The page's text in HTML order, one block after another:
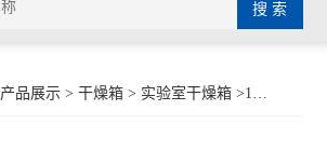
产品展示 >干燥箱 > 实验室干燥箱 >101-3型鼓风干燥箱